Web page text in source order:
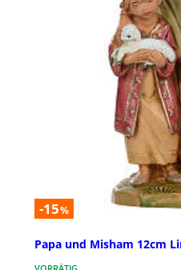
-15%
Papa und Misham 12cm